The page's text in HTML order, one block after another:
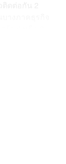
ซึ่งหมาย
และ/หรือกิน